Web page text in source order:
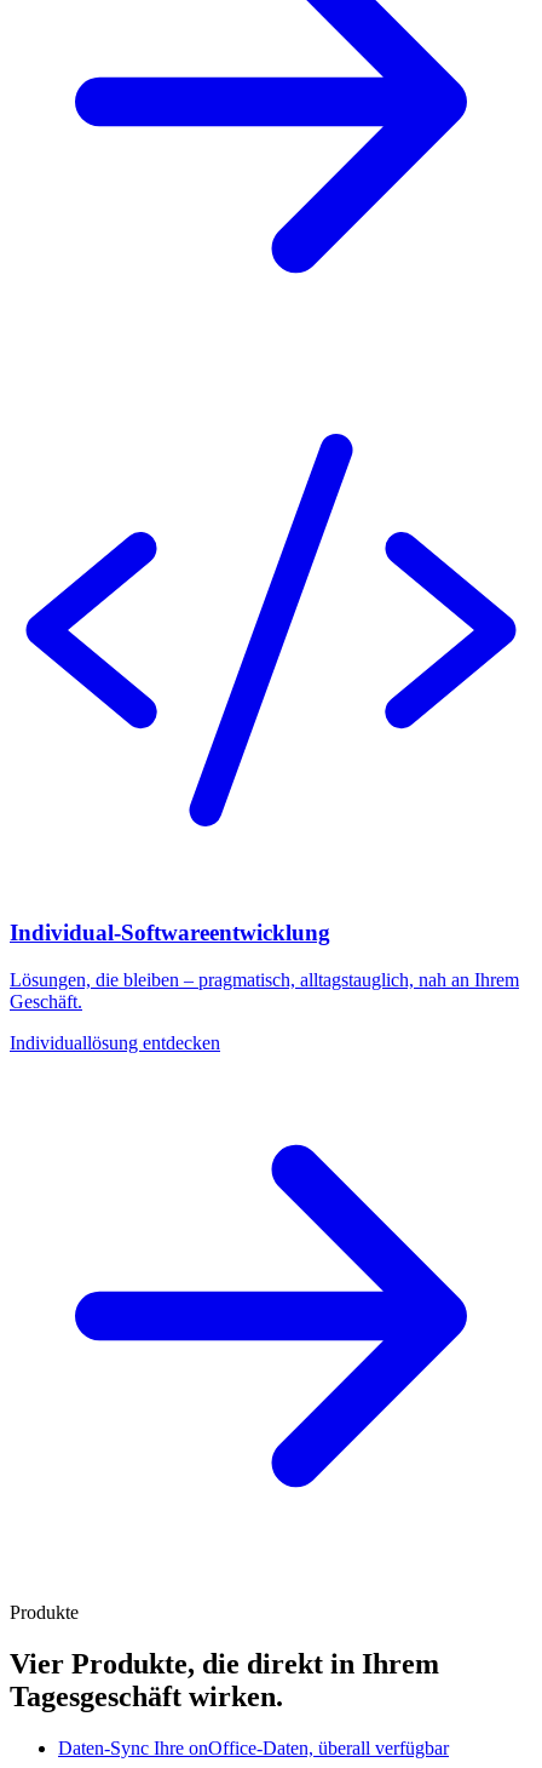
Individual-Softwareentwicklung
Lösungen, die bleiben – pragmatisch, alltagstauglich, nah an Ihrem
Geschäft.
Individuallösung entdecken
Produkte
Vier Produkte, die direkt in Ihrem
Tagesgeschäft wirken.
Daten-Sync Ihre onOffice-Daten, überall verfügbar